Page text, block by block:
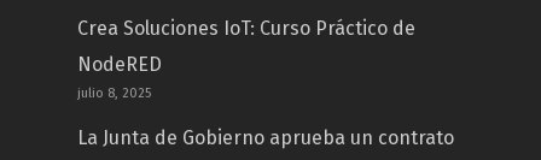
Crea Soluciones IoT: Curso Práctico de
NodeRED
julio 8, 2025
La Junta de Gobierno aprueba un contrato